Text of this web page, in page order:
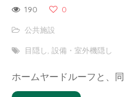
190 0
公共施設
目隠し 設備・室外機隠し